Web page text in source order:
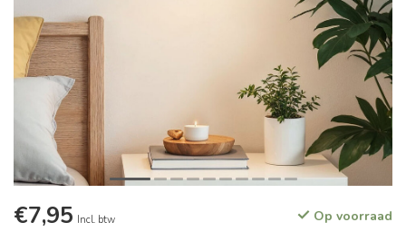
€7,95 Incl. btw Op voorraad